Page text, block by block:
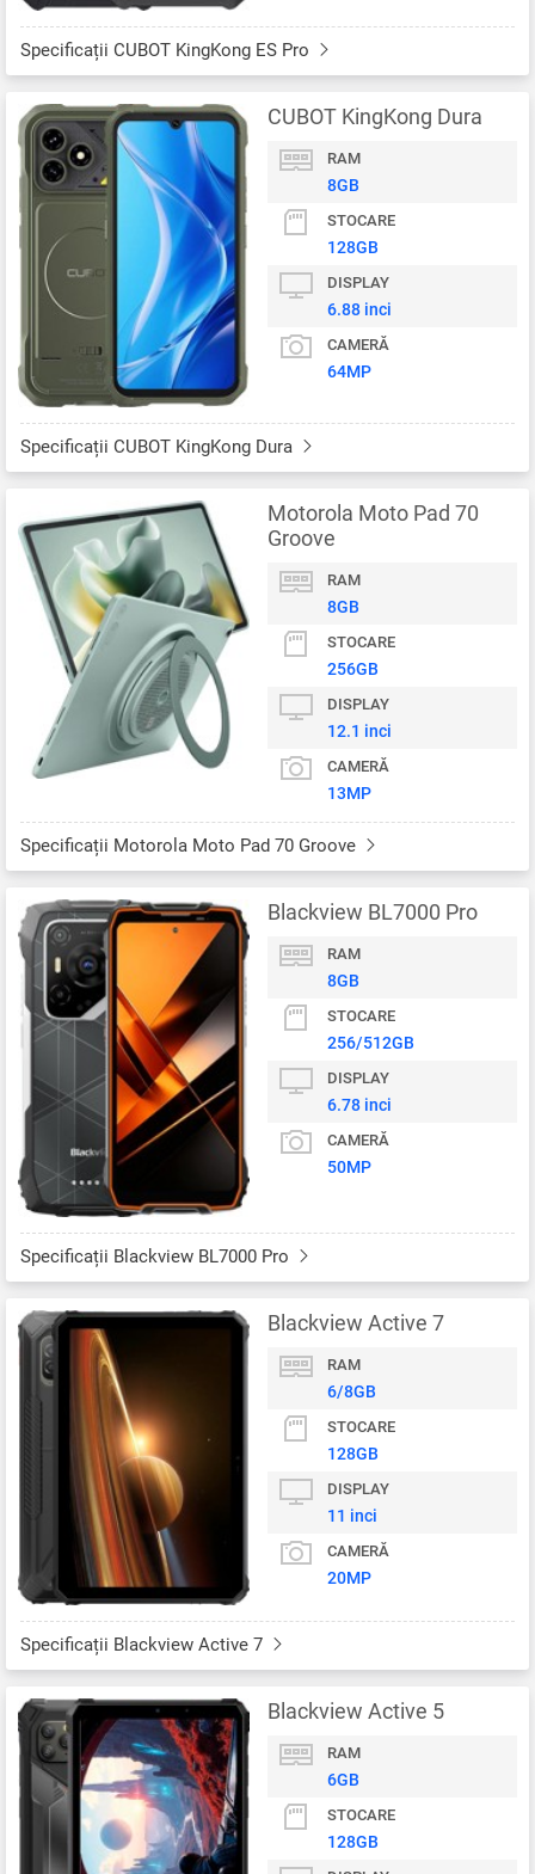
Specificații CUBOT KingKong ES Pro
CUBOT KingKong Dura
RAM
8GB
STOCARE
128GB
DISPLAY
6.88 inci
CAMERĂ
64MP
Specificații CUBOT KingKong Dura
Motorola Moto Pad 70
Groove
RAM
8GB
STOCARE
256GB
DISPLAY
12.1 inci
CAMERĂ
13MP
Specificații Motorola Moto Pad 70 Groove
Blackview BL7000 Pro
RAM
8GB
STOCARE
256/512GB
DISPLAY
6.78 inci
CAMERĂ
50MP
Specificații Blackview BL7000 Pro
Blackview Active 7
RAM
6/8GB
STOCARE
128GB
DISPLAY
11 inci
CAMERĂ
20MP
Specificații Blackview Active 7
Blackview Active 5
RAM
6GB
STOCARE
128GB